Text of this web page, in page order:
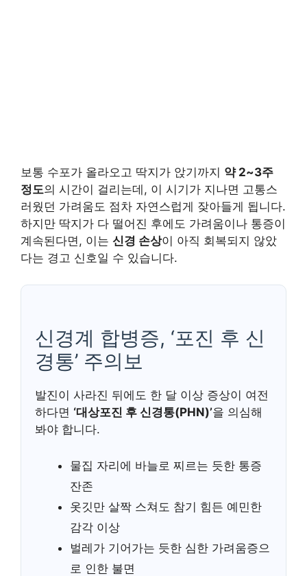
보통 수포가 올라오고 딱지가 앉기까지 약 2~3주
정도의 시간이 걸리는데, 이 시기가 지나면 고통스
러웠던 가려움도 점차 자연스럽게 잦아들게 됩니다.
하지만 딱지가 다 떨어진 후에도 가려움이나 통증이
계속된다면, 이는 신경 손상이 아직 회복되지 않았
다는 경고 신호일 수 있습니다.
신경계 합병증, ‘포진 후 신
경통’ 주의보
발진이 사라진 뒤에도 한 달 이상 증상이 여전
하다면 ‘대상포진 후 신경통(PHN)’을 의심해
봐야 합니다.
물집 자리에 바늘로 찌르는 듯한 통증
잔존
옷깃만 살짝 스쳐도 참기 힘든 예민한
감각 이상
벌레가 기어가는 듯한 심한 가려움증으
로 인한 불면